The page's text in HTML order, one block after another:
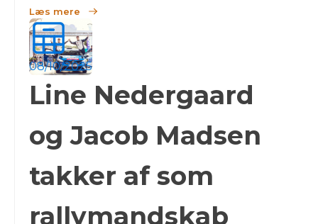
Læs mere
08/10/2025
Line Nedergaard
og Jacob Madsen
takker af som
rallymandskab